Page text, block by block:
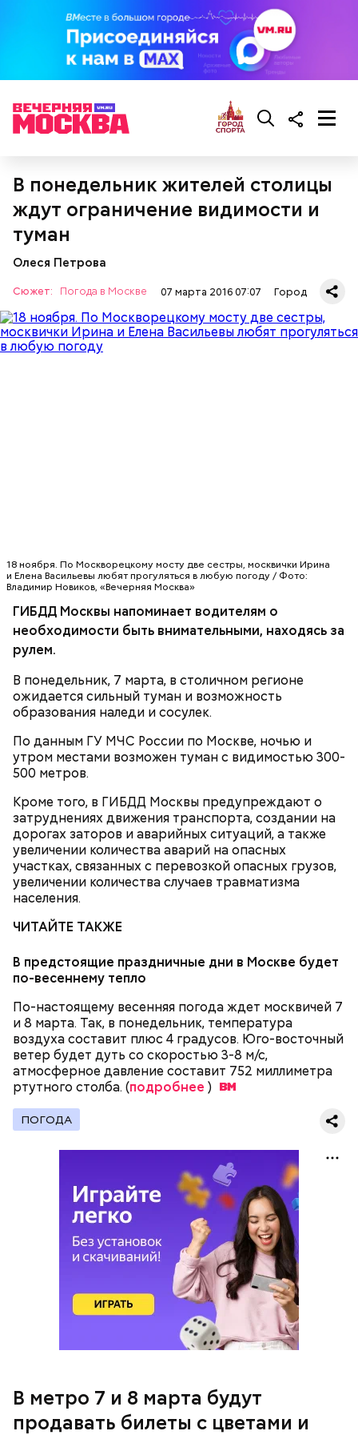
В понедельник жителей столицы
ждут ограничение видимости и
туман
Олеся Петрова
Сюжет: Погода в Москве 07 марта 2016 07:07 Город
18 ноября. По Москворецкому мосту две сестры, москвички Ирина
и Елена Васильевы любят прогуляться в любую погоду / Фото:
Владимир Новиков, «Вечерняя Москва»
ГИБДД Москвы напоминает водителям о
необходимости быть внимательными, находясь за
рулем.
В понедельник, 7 марта, в столичном регионе
ожидается сильный туман и возможность
образования наледи и сосулек.
По данным ГУ МЧС России по Москве, ночью и
утром местами возможен туман с видимостью 300-
500 метров.
Кроме того, в ГИБДД Москвы предупреждают о
затруднениях движения транспорта, создании на
дорогах заторов и аварийных ситуаций, а также
увеличении количества аварий на опасных
участках, связанных с перевозкой опасных грузов,
увеличении количества случаев травматизма
населения.
ЧИТАЙТЕ ТАКЖЕ
В предстоящие праздничные дни в Москве будет
по-весеннему тепло
По-настоящему весенняя погода ждет москвичей 7
и 8 марта. Так, в понедельник, температура
воздуха составит плюс 4 градусов. Юго-восточный
ветер будет дуть со скоростью 3-8 м/с,
атмосферное давление составит 752 миллиметра
ртутного столба. (подробнее )
ПОГОДА
В метро 7 и 8 марта будут
продавать билеты с цветами и
государственных праздников, после окончания
строительства новых станций. Необычно
оформленные билеты вносят разнообразие в
Кроме того, метрополитен также поздравит
пассажирок по подземному радио, а 8 марта
женщинам в метро будут дарить цветы, уточняет
порталmos.ru.